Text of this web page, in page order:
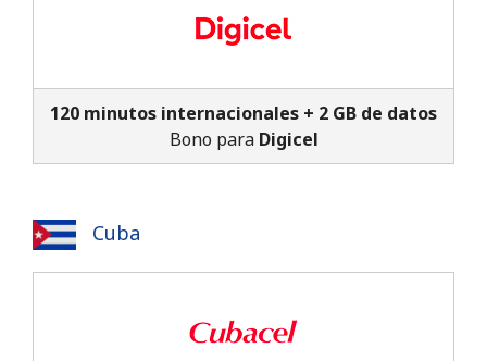
120 minutos internacionales + 2 GB de datos
Bono para Digicel
Cuba